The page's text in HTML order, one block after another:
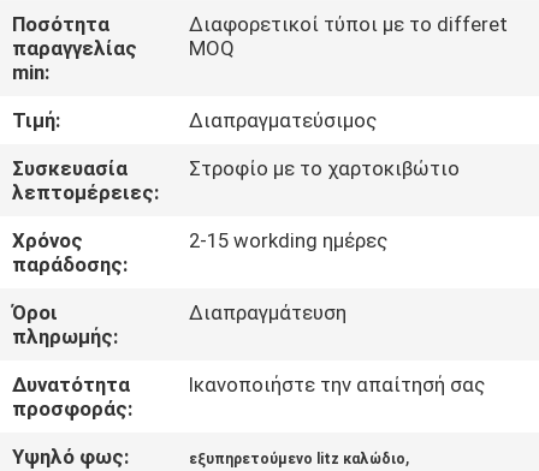
ΠΟΙΟΤΙΚΌΣ
ΜΑΣ
ΕΛΆΤΕ
ΣΕ
ΕΠΑΦΉ
ΜΕ
ΕΙΔΉΣΕΙΣ
Ποσότητα
παραγγελίας
min:
Διαφορετικοί τύποι με το differet
MOQ
Τιμή:
Διαπραγματεύσιμος
Συσκευασία
λεπτομέρειες:
Στροφίο με το χαρτοκιβώτιο
Χρόνος
παράδοσης:
2-15 workding ημέρες
Όροι
πληρωμής:
Διαπραγμάτευση
Δυνατότητα
προσφοράς:
Ικανοποιήστε την απαίτησή σας
Υψηλό φως: εξυπηρετούμενο litz καλώδιο,